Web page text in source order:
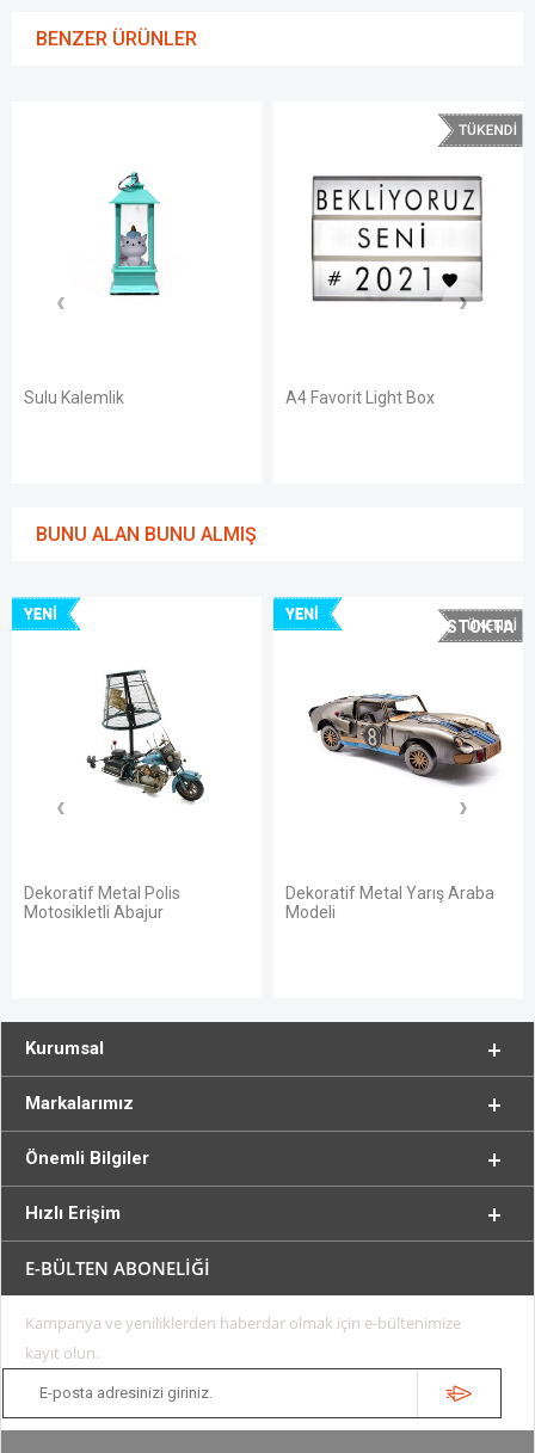
BENZER ÜRÜNLER
Sulu Kalemlik A4 Favorit Light Box
BUNU ALAN BUNU ALMIŞ
YENI
Dekoratif Metal Polis
Motosikletli Abajur
YENI
STOKTA
Dekoratif Metal Yarış Araba
Modeli
Kurumsal
Markalarımız
Önemli Bilgiler
Hızlı Erişim
E-BÜLTEN ABONELİĞİ
Kampanya ve yeniliklerden haberdar olmak için e-bültenimize
kayıt olun.